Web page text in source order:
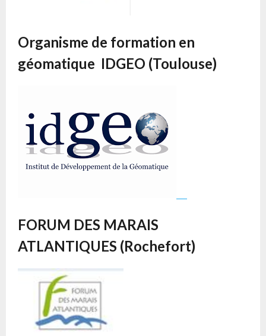
Organisme de formation en
géomatique IDGEO (Toulouse)
FORUM DES MARAIS
ATLANTIQUES (Rochefort)